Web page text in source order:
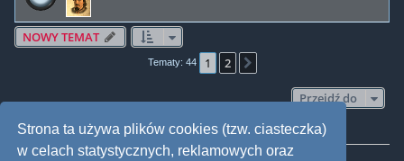
Strona ta używa plików cookies (tzw. ciasteczka)
w celach statystycznych, reklamowych oraz
NOWY TEMAT
Tematy: 44 1 2
Przejdź do
TWOJE UPRAWNIENIA NA TYM FORUM
Nie możesztworzyć nowych tematów